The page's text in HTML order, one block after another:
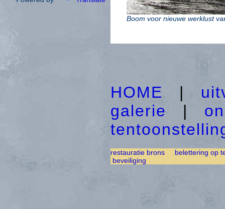
Boom voor nieuwe werklust
HOME |
galerie |
restauratie brons
belettering op
beveiliging